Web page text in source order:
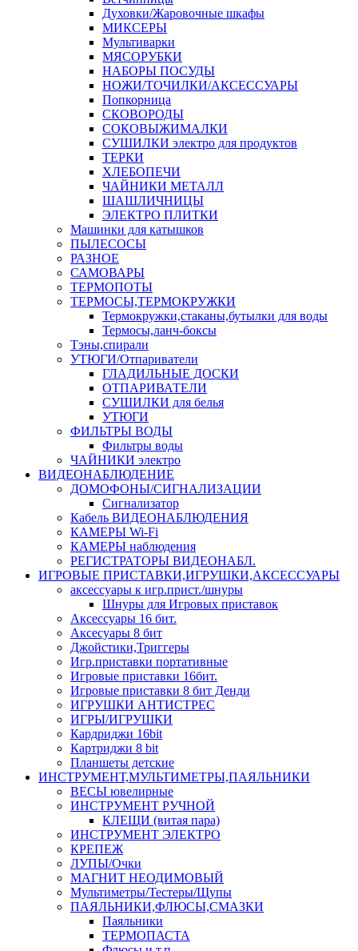
Духовки/Жаровочные шкафы
МИКСЕРЫ
Мультиварки
МЯСОРУБКИ
НАБОРЫ ПОСУДЫ
НОЖИ/ТОЧИЛКИ/АКСЕССУАРЫ
Попкорница
СКОВОРОДЫ
СОКОВЫЖИМАЛКИ
СУШИЛКИ электро для продуктов
ТЕРКИ
ХЛЕБОПЕЧИ
ЧАЙНИКИ МЕТАЛЛ
ШАШЛИЧНИЦЫ
ЭЛЕКТРО ПЛИТКИ
Машинки для катышков
ПЫЛЕСОСЫ
РАЗНОЕ
САМОВАРЫ
ТЕРМОПОТЫ
ТЕРМОСЫ,ТЕРМОКРУЖКИ
Термокружки,стаканы,бутылки для воды
Термосы,ланч-боксы
Тэны,спирали
УТЮГИ/Отпариватели
ГЛАДИЛЬНЫЕ ДОСКИ
ОТПАРИВАТЕЛИ
СУШИЛКИ для белья
УТЮГИ
ФИЛЬТРЫ ВОДЫ
Фильтры воды
ЧАЙНИКИ электро
ВИДЕОНАБЛЮДЕНИЕ
ДОМОФОНЫ/СИГНАЛИЗАЦИИ
Сигнализатор
Кабель ВИДЕОНАБЛЮДЕНИЯ
КАМЕРЫ Wi-Fi
КАМЕРЫ наблюдения
РЕГИСТРАТОРЫ ВИДЕОНАБЛ.
ИГРОВЫЕ ПРИСТАВКИ,ИГРУШКИ,АКСЕССУАРЫ
аксесcуары к игр.прист./шнуры
Шнуры для Игровых приставок
Аксессуары 16 бит.
Аксесуары 8 бит
Джойстики,Триггеры
Игр.приставки портативные
Игровые приставки 16бит.
Игровые приставки 8 бит Денди
ИГРУШКИ АНТИСТРЕС
ИГРЫ/ИГРУШКИ
Кардриджи 16bit
Картриджи 8 bit
Планшеты детские
ИНСТРУМЕНТ,МУЛЬТИМЕТРЫ,ПАЯЛЬНИКИ
ВЕСЫ ювелирные
ИНСТРУМЕНТ РУЧНОЙ
КЛЕЩИ (витая пара)
ИНСТРУМЕНТ ЭЛЕКТРО
КРЕПЕЖ
ЛУПЫ/Очки
МАГНИТ НЕОДИМОВЫЙ
Мультиметры/Тестеры/Щупы
ПАЯЛЬНИКИ,ФЛЮСЫ,СМАЗКИ
Паяльники
ТЕРМОПАСТА